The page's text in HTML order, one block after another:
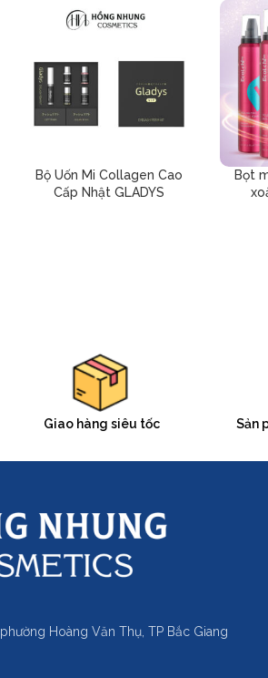
Bộ Uốn Mi Collagen Cao
Cấp Nhật GLADYS
Bọt
Giao hàng siêu tốc Sản
Hoàng Văn Thụ, TP Bắc Giang